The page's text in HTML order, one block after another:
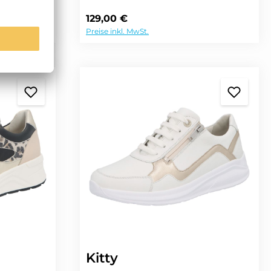
Regulärer Preis:
129,00 €
Preise inkl. MwSt.
Kitty